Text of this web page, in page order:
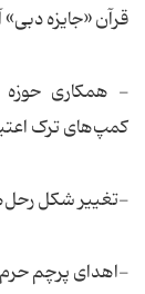
قرآن «جایزه دبی»
- همکاری حوزه
کمپ‌های ترک
-تغییر شکل رحل‌های
-اهدای پرچم